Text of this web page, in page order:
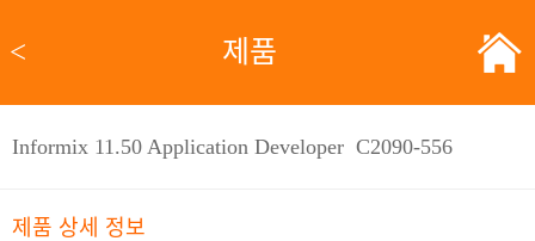
< 제품
Informix 11.50 Application Developer C2090-556
제품 상세 정보